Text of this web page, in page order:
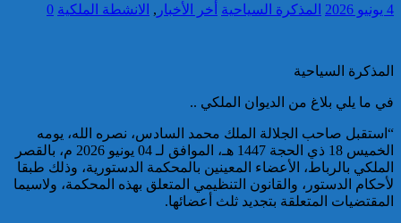
تقديم 17 موقوفا على أنظار النيابة
عرفتها منطقة سيدي الطيبي
كاريكاتير
4 يونيو 2026 المذكرة السياحية أخر الأخبار , الانشطة الملكية 0
المذكرة السياحية
في ما يلي بلاغ من الديوان الملكي ..
“استقبل صاحب الجلالة الملك محمد السادس، نصره الله، يومه
الخميس 18 ذي الحجة 1447 هـ، الموافق لـ 04 يونيو 2026 م، بالقصر
الملكي بالرباط، الأعضاء المعينين بالمحكمة الدستورية، وذلك طبقا
لأحكام الدستور، والقانون التنظيمي المتعلق بهذه المحكمة، ولاسيما
المقتضيات المتعلقة بتجديد ثلث أعضائها.